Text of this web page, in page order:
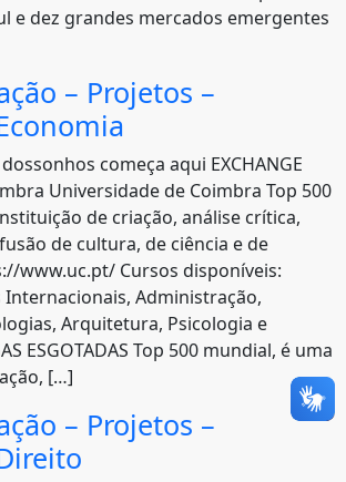
e dez grandes mercados emergentes
– Projetos –
começa aqui EXCHANGE
Universidade de Coimbra Top 500
de criação, análise crítica,
de cultura, de ciência e de
www.uc.pt/ Cursos disponíveis:
Internacionais, Administração,
Arquitetura, Psicologia e
ESGOTADAS Top 500 mundial, é uma
[…]
– Projetos –